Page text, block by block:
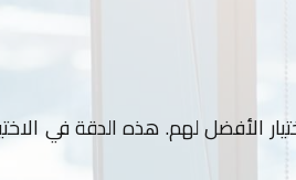
الأفضل لهم. هذه الدقة في